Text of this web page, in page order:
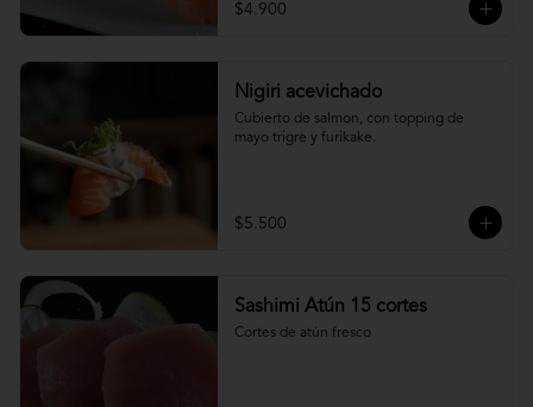
$4.900
Nigiri acevichado
Cubierto de salmon, con topping de
mayo trigre y furikake.
$5.500
Sashimi Atún 15 cortes
Cortes de atún fresco